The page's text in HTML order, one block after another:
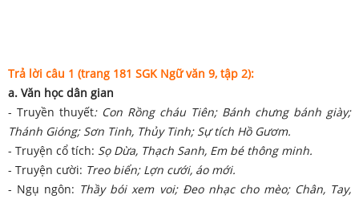
Trả lời câu 1 (trang 181 SGK Ngữ văn 9, tập 2):
a. Văn học dân gian
- Truyền thuyết: Con Rồng cháu Tiên; Bánh chưng bánh giày;
Thánh Gióng; Sơn Tinh, Thủy Tinh; Sự tích Hồ Gươm.
- Truyện cổ tích: Sọ Dừa, Thạch Sanh, Em bé thông minh.
- Truyện cười: Treo biển; Lợn cưới, áo mới.
- Ngụ ngôn: Thầy bói xem voi; Đeo nhạc cho mèo; Chân, Tay,